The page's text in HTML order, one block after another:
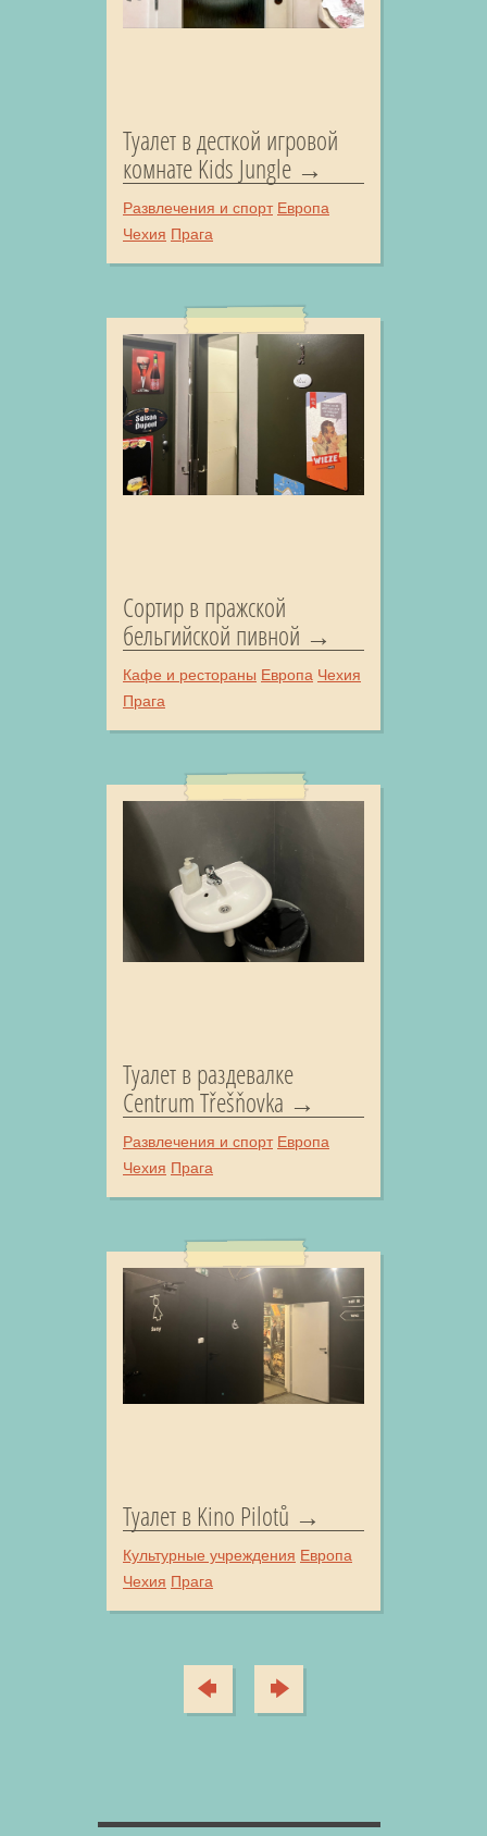
Туалет в десткой игровой
комнате Kids Jungle
Развлечения и спорт Европа
Чехия Прага
Сортир в пражской
бельгийской пивной
Кафе и рестораны Европа Чехия
Прага
Туалет в раздевалке
Centrum Třešňovka
Развлечения и спорт Европа
Чехия Прага
Туалет в Kino Pilotů
Культурные учреждения Европа
Чехия Прага